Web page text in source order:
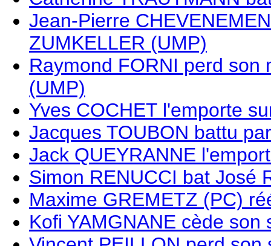
Jean-Pierre
ZUMKELLER (UMP)
Raymond FORNI perd son
(UMP)
Yves COCHET l'emporte
Jacques TOUBON battu
Jack QUEYRANNE
Simon RENUCCI bat José
Maxime GREMETZ (PC)
Kofi YAMGNANE cède